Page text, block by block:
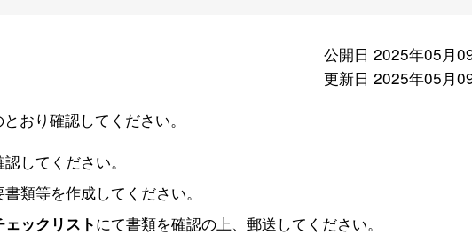
公開日 2025年05月
更新日 2025年05月
おり確認してください。
してください。
類等を作成してください。
ェックリストにて書類を確認の上、郵送してください。